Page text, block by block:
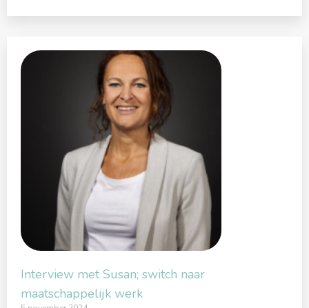
Interview met Susan; switch naar
maatschappelijk werk